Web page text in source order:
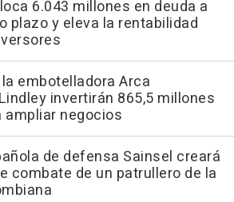
6.043 millones en deuda a
plazo y eleva la rentabilidad
embotelladora Arca
invertirán 865,5 millones
ampliar negocios
de defensa Sainsel creará
combate de un patrullero de la